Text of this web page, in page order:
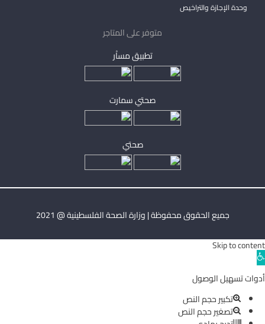
وحدة الإجازة والتراخيص
متوفر على المتاجر
تطبيق مساْر
صحتي سمارت
صحتي
جميع الحقوق محفوظة | وزارة الصحة الفلسطينية @ 2021
Skip to content
Open
toolbar
أدوات تسهيل الوصول
تكبير حجم النص
تصغير حجم النص